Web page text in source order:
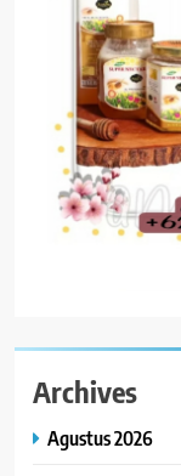
Archives
Agustus 2026